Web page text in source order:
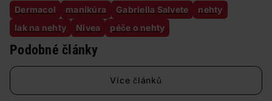
Dermacol manikúra Gabriella Salvete
nehty
lak na nehty
Nivea péče o nehty
Podobné články
Více článků